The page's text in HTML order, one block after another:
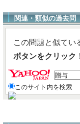
関連・類似の過去問
この問題と似てい
ボタンをクリック
このサイト内を検索